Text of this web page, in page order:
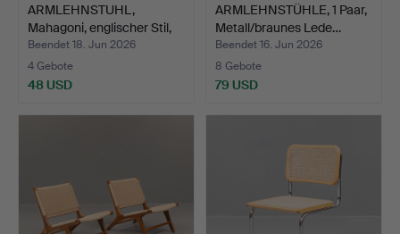
ARMLEHNSTUHL,
Mahagoni, englischer Stil,
E…
Beendet 18. Jun 2026
4 Gebote
48 USD
ARMLEHNSTÜHLE, 1 Paar,
Metall/braunes Lede…
Beendet 16. Jun 2026
8 Gebote
79 USD